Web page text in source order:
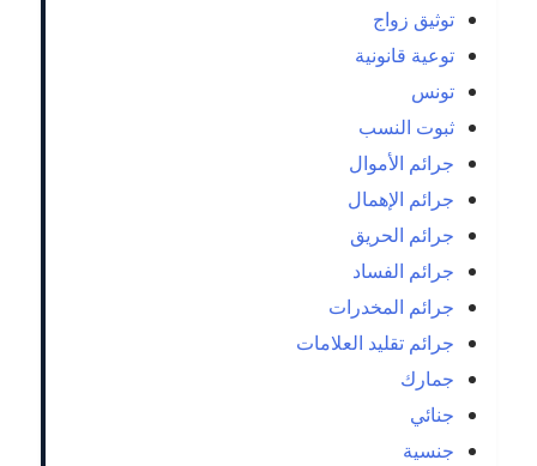
توثيق زواج
توعية قانونية
تونس
ثبوت النسب
جرائم الأموال
جرائم الإهمال
جرائم الحريق
جرائم الفساد
جرائم المخدرات
جرائم تقليد العلامات
جمارك
جنائي
جنسية